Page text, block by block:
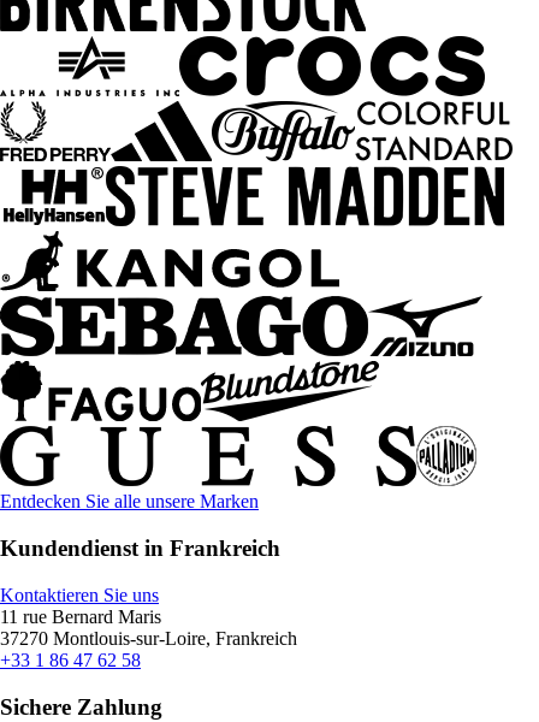
Entdecken Sie alle unsere Marken
Kundendienst in Frankreich
Kontaktieren Sie uns
11 rue Bernard Maris
37270 Montlouis-sur-Loire, Frankreich
+33 1 86 47 62 58
Sichere Zahlung